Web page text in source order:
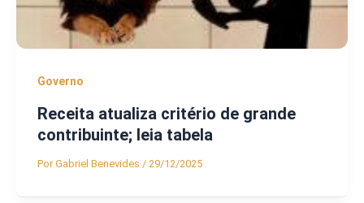
Governo
Receita atualiza critério de grande
contribuinte; leia tabela
PorGabriel Benevides / 29/12/2025